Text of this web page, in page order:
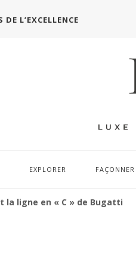
L’EXCELLENCE
EXPLORER FAÇONNER
la ligne en « C » de Bugatti